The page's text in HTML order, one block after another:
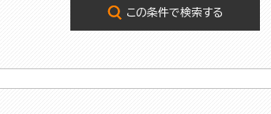
この条件で検索する